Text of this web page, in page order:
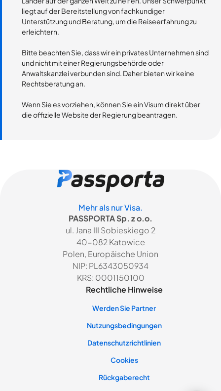
liegt auf der Bereitstellung von fachkundiger
Unterstützung und Beratung, um die Reiseerfahrung zu
erleichtern.
Bitte beachten Sie, dass wir ein privates Unternehmen sind
und nicht mit einer Regierungsbehörde oder
Anwaltskanzlei verbunden sind. Daher bieten wir keine
Rechtsberatung an.
Wenn Sie es vorziehen, können Sie ein Visum direkt über
die offizielle Website der Regierung beantragen.
Mehr als nur Visa.
PASSPORTA Sp. z o.o.
ul. Jana III Sobieskiego 2
40-082 Katowice
Polen, Europäische Union
NIP: PL6343050934
KRS: 0001150100
Rechtliche Hinweise
Werden Sie Partner
Nutzungsbedingungen
Datenschutzrichtlinien
Cookies
Rückgaberecht